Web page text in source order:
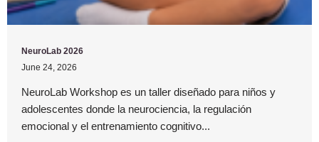
NeuroLab 2026
June 24, 2026
NeuroLab Workshop es un taller diseñado para niños y
adolescentes donde la neurociencia, la regulación
emocional y el entrenamiento cognitivo...